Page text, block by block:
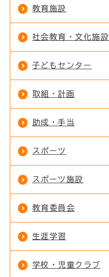
教育施設
社会教育・文化施設
子どもセンター
取組・計画
助成・手当
スポーツ
スポーツ施設
教育委員会
生涯学習
学校・児童クラブ